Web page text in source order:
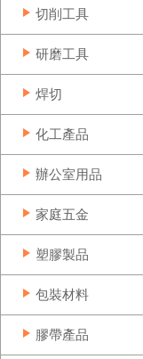
切削工具
研磨工具
焊切
化工產品
辦公室用品
家庭五金
塑膠製品
包裝材料
膠帶產品